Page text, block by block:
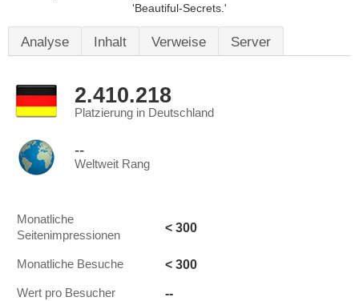
'Beautiful-Secrets.'
Analyse Inhalt Verweise Server
2.410.218
Platzierung in Deutschland
--
Weltweit Rang
Monatliche
Seitenimpressionen
< 300
Monatliche Besuche < 300
Wert pro Besucher --